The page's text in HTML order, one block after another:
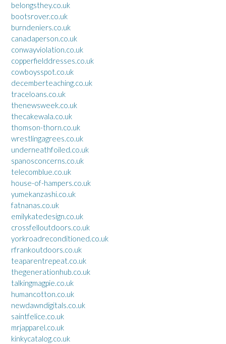
belongsthey.co.uk
bootsrover.co.uk
burndeniers.co.uk
canadaperson.co.uk
conwayviolation.co.uk
copperfielddresses.co.uk
cowboysspot.co.uk
decemberteaching.co.uk
traceloans.co.uk
thenewsweek.co.uk
thecakewala.co.uk
thomson-thorn.co.uk
wrestlingagrees.co.uk
underneathfoiled.co.uk
spanosconcerns.co.uk
telecomblue.co.uk
house-of-hampers.co.uk
yumekanzashi.co.uk
fatnanas.co.uk
emilykatedesign.co.uk
crossfelloutdoors.co.uk
yorkroadreconditioned.co.uk
rfrankoutdoors.co.uk
teaparentrepeat.co.uk
thegenerationhub.co.uk
talkingmagpie.co.uk
humancotton.co.uk
newdawndigitals.co.uk
saintfelice.co.uk
mrjapparel.co.uk
kinkycatalog.co.uk